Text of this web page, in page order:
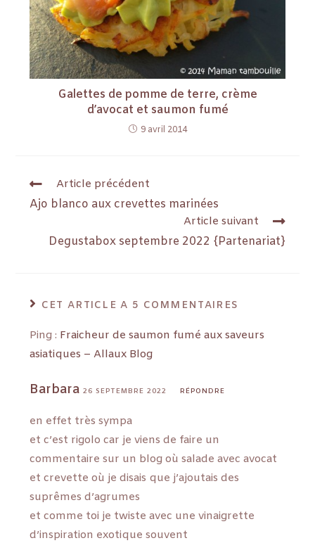
Galettes de pomme de terre, crème
d’avocat et saumon fumé
9 avril 2014
Article précédent
Ajo blanco aux crevettes marinées
Article suivant
Degustabox septembre 2022 {Partenariat}
CET ARTICLE A 5 COMMENTAIRES
Ping : Fraicheur de saumon fumé aux saveurs
asiatiques – Allaux Blog
Barbara 26 SEPTEMBRE 2022 RÉPONDRE
en effet très sympa
et c’est rigolo car je viens de faire un
commentaire sur un blog où salade avec avocat
et crevette où je disais que j’ajoutais des
suprêmes d’agrumes
et comme toi je twiste avec une vinaigrette
d’inspiration exotique souvent